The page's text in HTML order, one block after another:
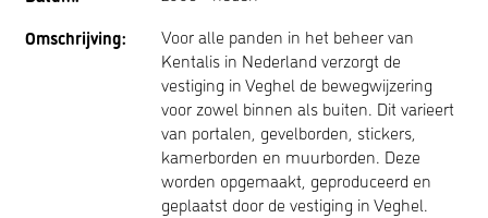
Omschrijving:
Voor alle panden in het beheer van
Kentalis in Nederland verzorgt de
vestiging in Veghel de bewegwijzering
voor zowel binnen als buiten. Dit varieert
van portalen, gevelborden, stickers,
kamerborden en muurborden. Deze
worden opgemaakt, geproduceerd en
geplaatst door de vestiging in Veghel.